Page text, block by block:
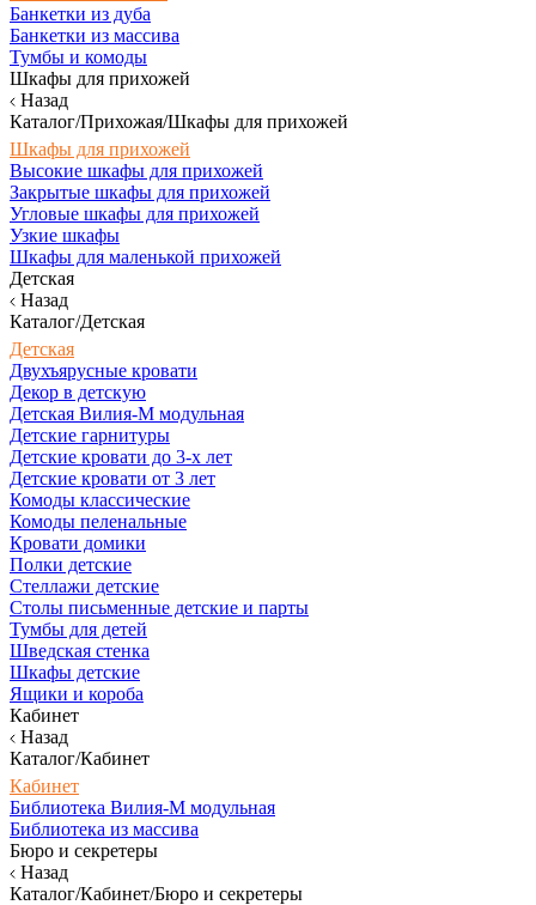
Банкетки из дуба
Банкетки из массива
Тумбы и комоды
Шкафы для прихожей
Назад
Каталог/Прихожая/Шкафы для прихожей
Шкафы для прихожей
Высокие шкафы для прихожей
Закрытые шкафы для прихожей
Угловые шкафы для прихожей
Узкие шкафы
Шкафы для маленькой прихожей
Детская
Назад
Каталог/Детская
Детская
Двухъярусные кровати
Декор в детскую
Детская Вилия-М модульная
Детские гарнитуры
Детские кровати до 3-х лет
Детские кровати от 3 лет
Комоды классические
Комоды пеленальные
Кровати домики
Полки детские
Стеллажи детские
Столы письменные детские и парты
Тумбы для детей
Шведская стенка
Шкафы детские
Ящики и короба
Кабинет
Назад
Каталог/Кабинет
Кабинет
Библиотека Вилия-М модульная
Библиотека из массива
Бюро и секретеры
Назад
Каталог/Кабинет/Бюро и секретеры